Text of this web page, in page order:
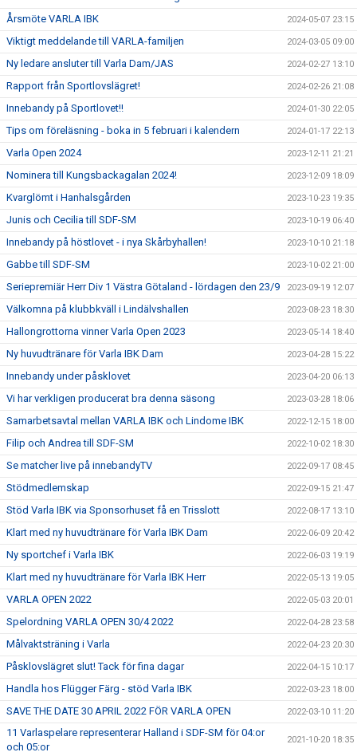
Årsmöte VARLA IBK 2024-05-07 23:15
Viktigt meddelande till VARLA-familjen 2024-03-05 09:00
Ny ledare ansluter till Varla Dam/JAS 2024-02-27 13:10
Rapport från Sportlovslägret! 2024-02-26 21:08
Innebandy på Sportlovet!! 2024-01-30 22:05
Tips om föreläsning - boka in 5 februari i kalendern 2024-01-17 22:13
Varla Open 2024 2023-12-11 21:21
Nominera till Kungsbackagalan 2024! 2023-12-09 18:09
Kvarglömt i Hanhalsgården 2023-10-23 19:35
Junis och Cecilia till SDF-SM 2023-10-19 06:40
Innebandy på höstlovet - i nya Skårbyhallen! 2023-10-10 21:18
Gabbe till SDF-SM 2023-10-02 21:00
Seriepremiär Herr Div 1 Västra Götaland - lördagen den 23/9 2023-09-19 12:07
Välkomna på klubbkväll i Lindälvshallen 2023-08-23 18:30
Hallongrottorna vinner Varla Open 2023 2023-05-14 18:40
Ny huvudtränare för Varla IBK Dam 2023-04-28 15:22
Innebandy under påsklovet 2023-04-20 06:13
Vi har verkligen producerat bra denna säsong 2023-03-28 18:06
Samarbetsavtal mellan VARLA IBK och Lindome IBK 2022-12-15 18:00
Filip och Andrea till SDF-SM 2022-10-02 18:30
Se matcher live på innebandyTV 2022-09-17 08:45
Stödmedlemskap 2022-09-15 21:47
Stöd Varla IBK via Sponsorhuset få en Trisslott 2022-08-17 13:10
Klart med ny huvudtränare för Varla IBK Dam 2022-06-09 20:42
Ny sportchef i Varla IBK 2022-06-03 19:19
Klart med ny huvudtränare för Varla IBK Herr 2022-05-13 19:05
VARLA OPEN 2022 2022-05-03 20:01
Spelordning VARLA OPEN 30/4 2022 2022-04-28 23:58
Målvaktsträning i Varla 2022-04-23 20:30
Påsklovslägret slut! Tack för fina dagar 2022-04-15 10:17
Handla hos Flügger Färg - stöd Varla IBK 2022-03-23 18:00
SAVE THE DATE 30 APRIL 2022 FÖR VARLA OPEN 2022-03-10 11:20
11 Varlaspelare representerar Halland i SDF-SM för 04:or
och 05:or
2021-10-20 18:35